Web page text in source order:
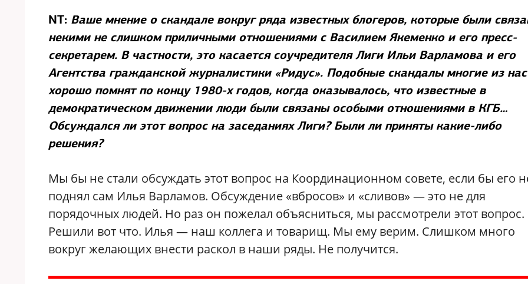
NT: Ваше мнение о скандале вокруг ряда известных блогеров, которые были
некими не слишком приличными отношениями с Василием Якеменко и его пресс-
секретарем. В частности, это касается соучредителя Лиги Ильи Варламова и его
Агентства гражданской журналистики «Ридус». Подобные скандалы многие из нас
хорошо помнят по концу 1980-х годов, когда оказывалось, что известные в
демократическом движении люди были связаны особыми отношениями в КГБ…
Обсуждался ли этот вопрос на заседаниях Лиги? Были ли приняты какие-либо
решения?
Мы бы не стали обсуждать этот вопрос на Координационном совете, если бы его
поднял сам Илья Варламов. Обсуждение «вбросов» и «сливов» — это не для
порядочных людей. Но раз он пожелал объясниться, мы рассмотрели этот вопрос.
Решили вот что. Илья — наш коллега и товарищ. Мы ему верим. Слишком много
вокруг желающих внести раскол в наши ряды. Не получится.